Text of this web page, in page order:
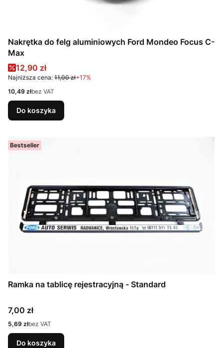
Nakrętka do felg aluminiowych Ford Mondeo Focus C-
Max
Cena promocyjna
12,90 zł
Najniższa cena: 11,00 zł+17%
Cena
10,49 złbez VAT
Do koszyka
Bestseller
Ramka na tablicę rejestracyjną - Standard
Cena
7,00 zł
Cena
5,69 złbez VAT
Do koszyka